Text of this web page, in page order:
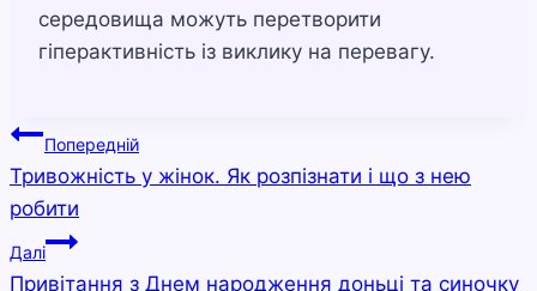
середовища можуть перетворити
гіперактивність із виклику на перевагу.
Навігація
записів
Попередній
Тривожність у жінок. Як розпізнати і що з нею
робити
Далі
Привітання з Днем народження доньці та синочку